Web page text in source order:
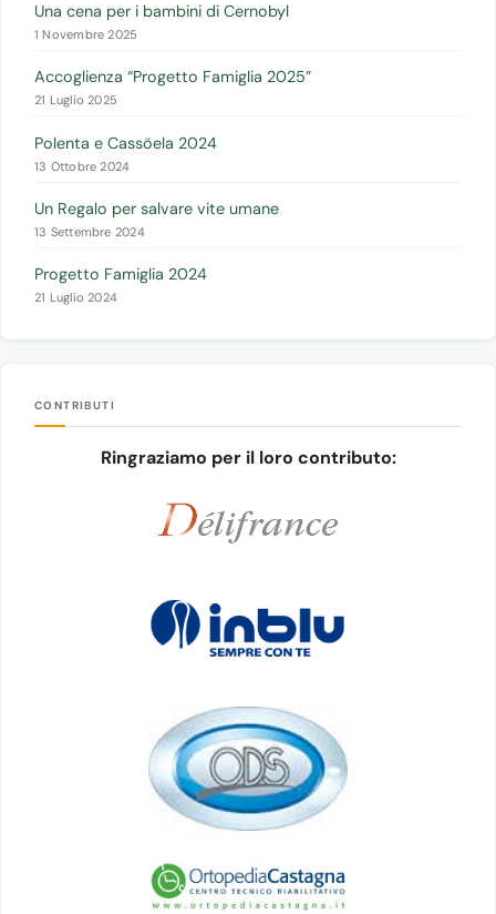
Una cena per i bambini di Cernobyl
1 Novembre 2025
Accoglienza “Progetto Famiglia 2025”
21 Luglio 2025
Polenta e Cassöela 2024
13 Ottobre 2024
Un Regalo per salvare vite umane
13 Settembre 2024
Progetto Famiglia 2024
21 Luglio 2024
CONTRIBUTI
Ringraziamo per il loro contributo: